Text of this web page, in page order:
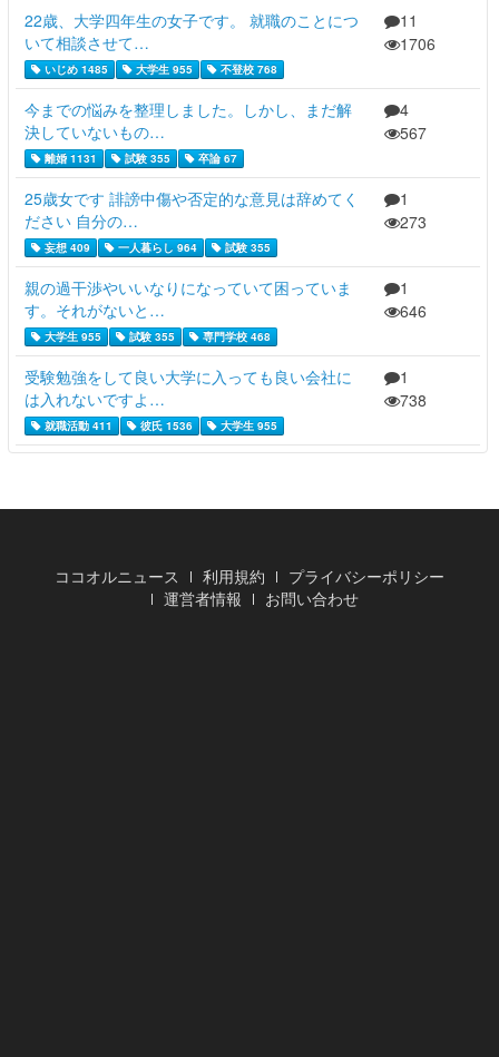
22歳、大学四年生の女子です。 就職のことにつ
いて相談させて…
いじめ 1485 大学生 955 不登校 768
11
1706
今までの悩みを整理しました。しかし、まだ解
決していないもの…
離婚 1131 試験 355 卒論 67
4
567
25歳女です 誹謗中傷や否定的な意見は辞めてく
ださい 自分の…
妄想 409 一人暮らし 964 試験 355
1
273
親の過干渉やいいなりになっていて困っていま
す。それがないと…
大学生 955 試験 355 専門学校 468
1
646
受験勉強をして良い大学に入っても良い会社に
は入れないですよ…
就職活動 411 彼氏 1536 大学生 955
1
738
ココオルニュース 利用規約
プライバシーポリシー
運営者情報
お問い合わせ